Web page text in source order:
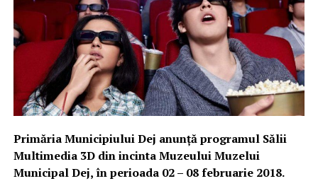
Primăria Municipiului Dej anunță programul Sălii
Multimedia 3D din incinta Muzeului Muzelui
Municipal Dej, în perioada 02 – 08 februarie 2018.